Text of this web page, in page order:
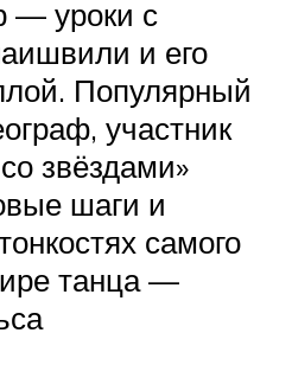
— уроки с
и его
Популярный
участник
звёздами»
шаги и
самого
танца —